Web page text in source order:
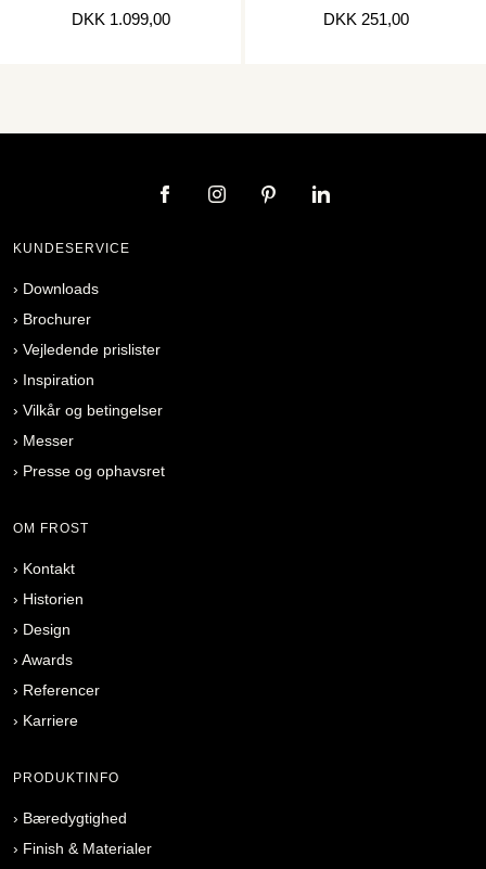
DKK 1.099,00 DKK 251,00
KUNDESERVICE
› Downloads
› Brochurer
› Vejledende prislister
› Inspiration
› Vilkår og betingelser
› Messer
› Presse og ophavsret
OM FROST
› Kontakt
› Historien
› Design
› Awards
› Referencer
› Karriere
PRODUKTINFO
› Bæredygtighed
› Finish & Materialer